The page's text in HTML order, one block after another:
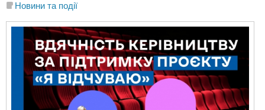
Новини та події